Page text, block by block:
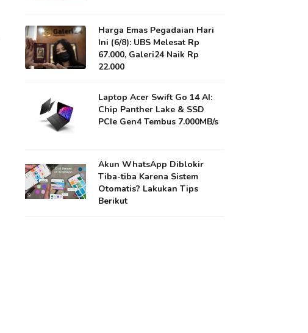
Harga Emas Pegadaian Hari
Ini (6/8): UBS Melesat Rp
67.000, Galeri24 Naik Rp
22.000
Laptop Acer Swift Go 14 AI:
Chip Panther Lake & SSD
PCIe Gen4 Tembus 7.000MB/s
Akun WhatsApp Diblokir
Tiba-tiba Karena Sistem
Otomatis? Lakukan Tips
Berikut